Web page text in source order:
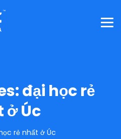
đại học rẻ
ở Úc
rẻ nhất ở Úc